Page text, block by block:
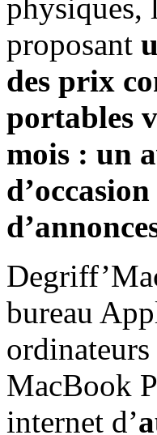
physiques,
proposant
des prix
portables
mois : un
bureau
MacBook
internet d’